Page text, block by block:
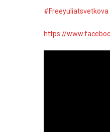
#Freeyuliatsvetkova
https://